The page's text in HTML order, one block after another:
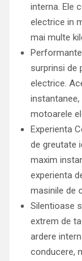
interna. Ele
electrice in
mai multe
surprinsi de
electrice.
motoarele
Experienta
de greutate
maxim
experienta
masinile de
Silentioase
extrem de
ardere
conducere,